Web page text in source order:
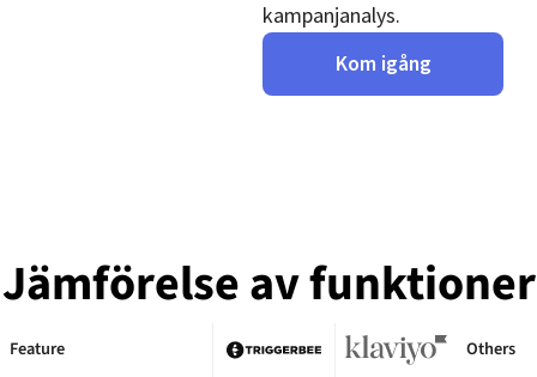
kampanjanalys.
Kom igång
Jämförelse av funktioner
Feature
Others